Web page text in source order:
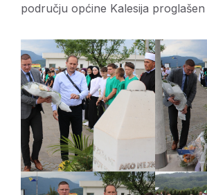
području općine Kalesija